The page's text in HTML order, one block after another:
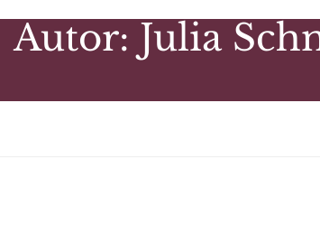
Autor: Julia